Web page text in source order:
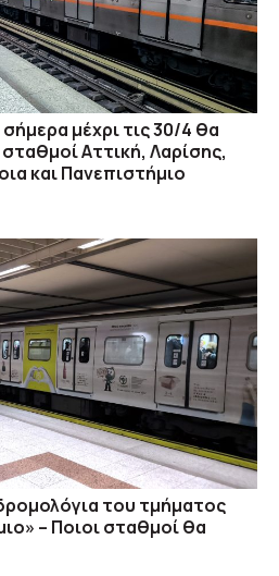
μέχρι τις 30/4 θα
Αττική, Λαρίσης,
και Πανεπιστήμιο
του τμήματος
– Ποιοι σταθμοί θα